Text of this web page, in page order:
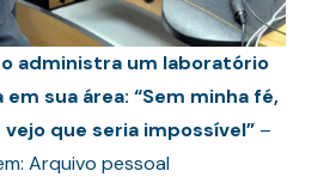
administra um laboratório
sua área: “Sem minha fé,
que seria impossível” –
Arquivo pessoal